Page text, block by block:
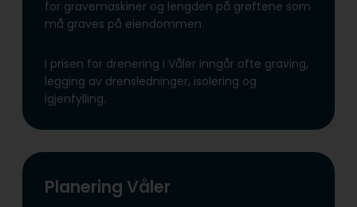
for gravemaskiner og lengden på grøftene som
må graves på eiendommen.
I prisen for drenering i Våler inngår ofte graving,
legging av drensledninger, isolering og
igjenfylling.
Planering Våler